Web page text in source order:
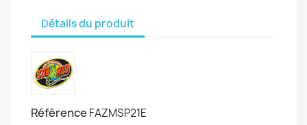
Détails du produit
Référence FAZMSP21E